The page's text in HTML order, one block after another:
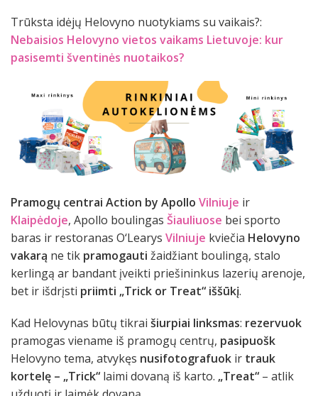
Trūksta idėjų Helovyno nuotykiams su vaikais?:
Nebaisios Helovyno vietos vaikams Lietuvoje: kur
pasisemti šventinės nuotaikos?
Pramogų centrai Action by Apollo Vilniuje ir
Klaipėdoje, Apollo boulingas Šiauliuose bei sporto
baras ir restoranas O‘Learys Vilniuje kviečia Helovyno
vakarą ne tik pramogauti žaidžiant boulingą, stalo
kerlingą ar bandant įveikti priešininkus lazerių arenoje,
bet ir išdrįsti priimti „Trick or Treat“ iššūkį.
Kad Helovynas būtų tikrai šiurpiai linksmas: rezervuok
pramogas viename iš pramogų centrų, pasipuošk
Helovyno tema, atvykęs nusifotografuok ir trauk
kortelę – „Trick“ laimi dovaną iš karto. „Treat“ – atlik